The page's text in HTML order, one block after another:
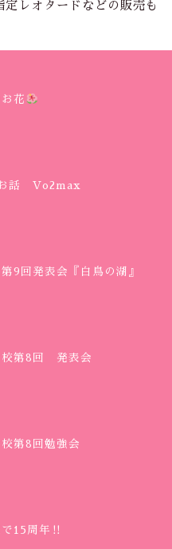
レオタードなどの販売も
花
話 Vo2max
9回発表会『白鳥の湖』
校第8回 発表会
第8回勉強会
で15周年‼︎